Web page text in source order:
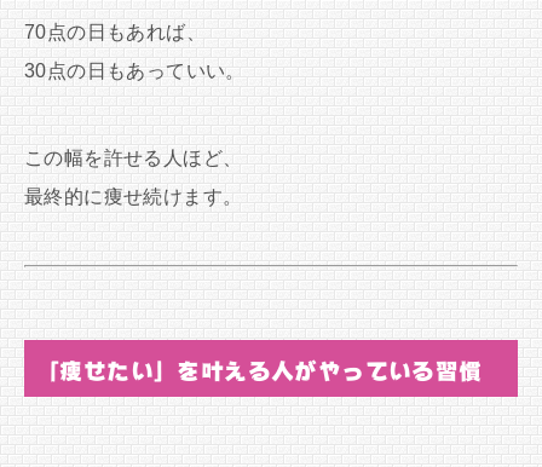
70点の日もあれば、
30点の日もあっていい。
この幅を許せる人ほど、
最終的に痩せ続けます。
「痩せたい」を叶える人がやっている習慣